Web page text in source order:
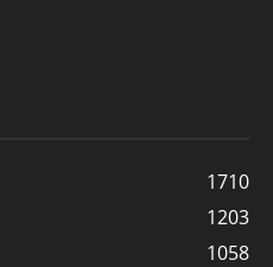
1710
1203
1058